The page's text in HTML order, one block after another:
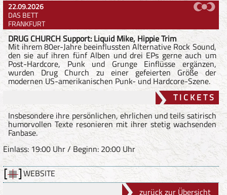
22.09.2026
DAS BETT
FRANKFURT
DRUG CHURCH Support: Liquid Mike, Hippie Trim
Mit ihrem 80er-Jahre beeinflussten Alternative Rock Sound,
den sie auf ihren fünf Alben und drei EPs gerne auch um
Post-Hardcore, Punk und Grunge Einflüsse ergänzen,
wurden Drug Church zu einer gefeierten Größe der
modernen US-amerikanischen Punk- und Hardcore-Szene.
T I C K E T S
Insbesondere ihre persönlichen, ehrlichen und teils satirisch
humorvollen Texte resonieren mit ihrer stetig wachsenden
Fanbase.
Einlass: 19:00 Uhr / Beginn: 20:00 Uhr
WEBSITE
zurück zur Übersicht